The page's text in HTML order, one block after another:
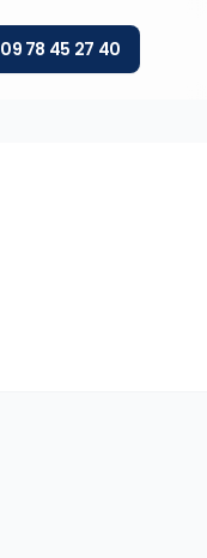
09 78 45 27 40